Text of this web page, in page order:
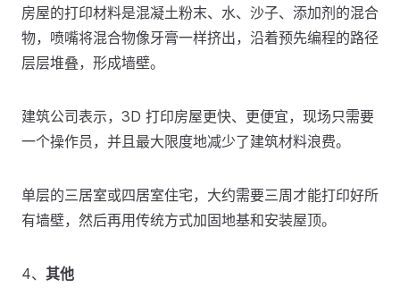
房屋的打印材料是混凝土粉末、水、沙子、添加剂的混合
物，喷嘴将混合物像牙膏一样挤出，沿着预先编程的路径
层层堆叠，形成墙壁。
建筑公司表示，3D 打印房屋更快、更便宜，现场只需要
一个操作员，并且最大限度地减少了建筑材料浪费。
单层的三居室或四居室住宅，大约需要三周才能打印好所
有墙壁，然后再用传统方式加固地基和安装屋顶。
4、 其他